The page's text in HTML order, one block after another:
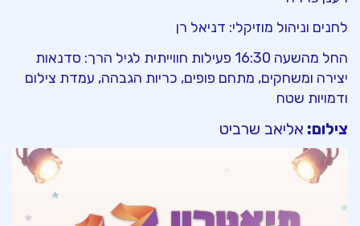
לחנים וניהול מוזיקלי: דניאל רן
החל מהשעה 16:30 פעילות חווייתית לגיל הרך: סדנאות
יצירה ומשחקים, מתחם פופים, כריות הגבהה, עמדת צילום
ודמויות שטח
צילום: אליאב שרביט